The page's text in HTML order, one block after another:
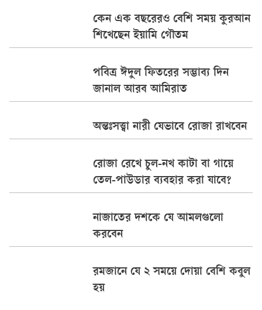
কেন এক বছরেরও বেশি সময় কুরআন
শিখেছেন ইয়ামি গৌতম
পবিত্র ঈদুল ফিতরের সম্ভাব্য দিন
জানাল আরব আমিরাত
অন্তঃসত্ত্বা নারী যেভাবে রোজা রাখবেন
রোজা রেখে চুল-নখ কাটা বা গায়ে
তেল-পাউডার ব্যবহার করা যাবে?
নাজাতের দশকে যে আমলগুলো
করবেন
রমজানে যে ২ সময়ে দোয়া বেশি কবুল
হয়